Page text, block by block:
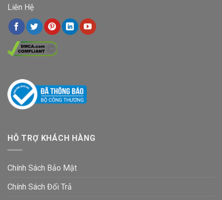
Liên Hệ
HỖ TRỢ KHÁCH HÀNG
Chính Sách Bảo Mật
Chính Sách Đổi Trả